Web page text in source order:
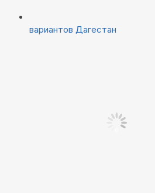
вариантов Дагестан